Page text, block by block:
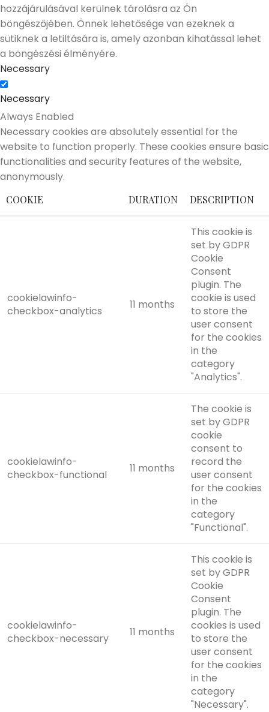
hozzájárulásával kerülnek tárolásra az Ön
böngészőjében. Önnek lehetősége van ezeknek a
sütiknek a letiltására is, amely azonban kihatással lehet
a böngészési élményére.
Necessary
Necessary
Always Enabled
Necessary cookies are absolutely essential for the
website to function properly. These cookies ensure basic
functionalities and security features of the website,
anonymously.
COOKIE DURATION DESCRIPTION
cookielawinfo-
checkbox-analytics
11 months
This cookie is
set by GDPR
Cookie
Consent
plugin. The
cookie is used
to store the
user consent
for the cookies
in the
category
"Analytics".
cookielawinfo-
checkbox-functional
11 months
The cookie is
set by GDPR
cookie
consent to
record the
user consent
for the cookies
in the
category
"Functional".
cookielawinfo-
checkbox-necessary
11 months
This cookie is
set by GDPR
Cookie
Consent
plugin. The
cookies is used
to store the
user consent
for the cookies
in the
category
"Necessary".